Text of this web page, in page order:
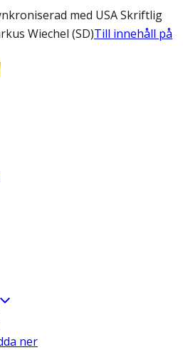
med USA Skriftlig
Wiechel (SD)Till innehåll på
ner